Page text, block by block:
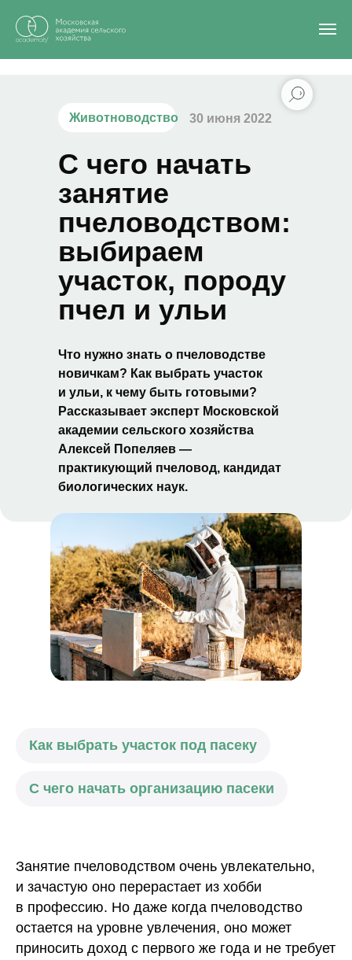
Главная / Блог
С чего начать занятие пчеловодством: выбираем участок,
Животноводство
С чего начать
занятие
пчеловодством:
выбираем
участок, породу
пчел и ульи
Что нужно знать о пчеловодстве
новичкам? Как выбрать участок
и ульи, к чему быть готовыми?
Рассказывает эксперт Московской
академии сельского хозяйства
Алексей Попеляев —
практикующий пчеловод, кандидат
биологических наук.
30 июня 2022
Как выбрать участок под пасеку
С чего начать организацию пасеки
Занятие пчеловодством очень увлекательно,
и зачастую оно перерастает из хобби
в профессию. Но даже когда пчеловодство
остается на уровне увлечения, оно может
приносить доход с первого же года и не требует